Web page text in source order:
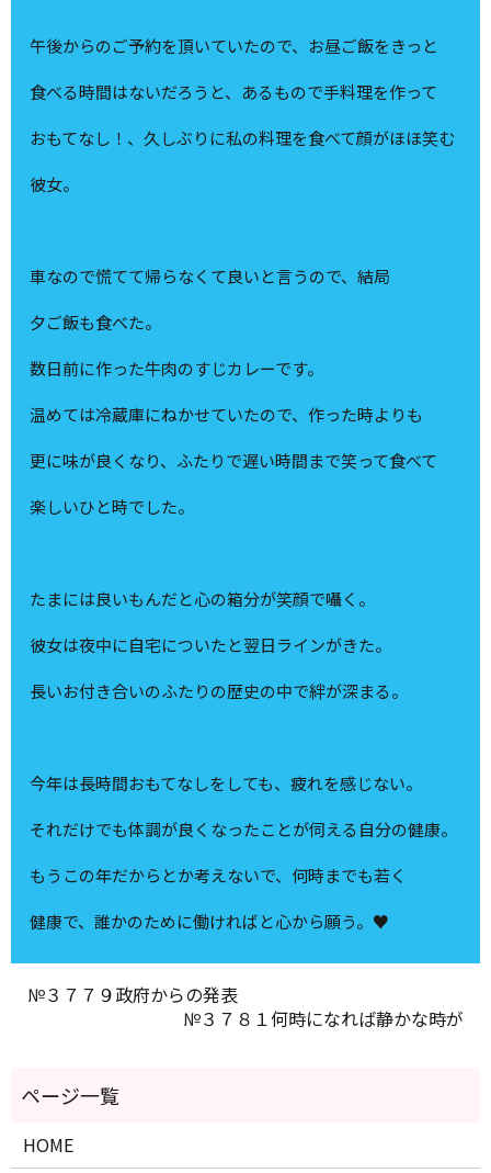
午後からのご予約を頂いていたので、お昼ご飯をきっと
食べる時間はないだろうと、あるもので手料理を作って
おもてなし！、久しぶりに私の料理を食べて顔がほほ笑む
彼女。
車なので慌てて帰らなくて良いと言うので、結局
夕ご飯も食べた。
数日前に作った牛肉のすじカレーです。
温めては冷蔵庫にねかせていたので、作った時よりも
更に味が良くなり、ふたりで遅い時間まで笑って食べて
楽しいひと時でした。
たまには良いもんだと心の箱分が笑顔で囁く。
彼女は夜中に自宅についたと翌日ラインがきた。
長いお付き合いのふたりの歴史の中で絆が深まる。
今年は長時間おもてなしをしても、疲れを感じない。
それだけでも体調が良くなったことが伺える自分の健康。
もうこの年だからとか考えないで、何時までも若く
健康で、誰かのために働ければと心から願う。♥
№３７７９政府からの発表
№３７８１何時になれば静かな時が
HOME